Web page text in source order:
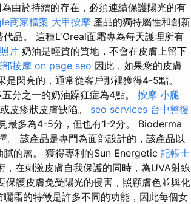
由於持續的存在，必須連續保護陽光的有
商家檔案 大甲按摩 產品的獨特屬性和創新
品。 這種L'Oreal面霜專為每天護理所有
片 奶油是輕質的質地，不會在皮膚上留下
部按摩 on page seo 因此，如果您的皮膚
閃亮的，通常從客戶那裡獲得4-5點。
分之一的奶油躁狂症為4點。 按摩 小腿
皮疹狀皮膚缺陷。 seo services 台中整復
最多為4-5分，但也有1-2分。 Bioderma
。 該產品是專門為面部設計的，該產品以
的層。 獲得專利的Sun Energetic 記帳士
，在刺激皮膚自我保護的同時，為UVA射線
保護皮膚免受陽光的侵害，照顧膚色並與化
霜的特徵是許多不同的功能，因此每個女